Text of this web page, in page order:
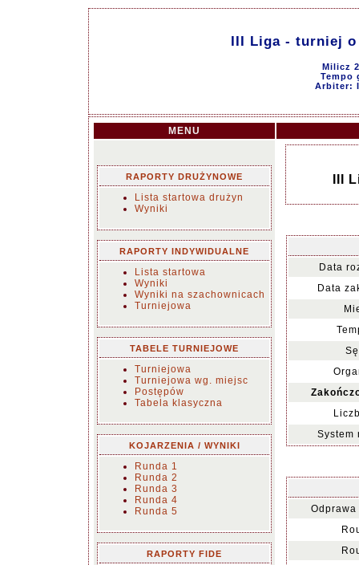
III Liga - turniej o
Milicz
Tempo
Arbiter:
MENU
RAPORTY DRUŻYNOWE
Lista startowa drużyn
Wyniki
RAPORTY INDYWIDUALNE
Lista startowa
Wyniki
Wyniki na szachownicach
Turniejowa
TABELE TURNIEJOWE
Turniejowa
Turniejowa wg. miejsc
Postępów
Tabela klasyczna
KOJARZENIA / WYNIKI
Runda 1
Runda 2
Runda 3
Runda 4
Runda 5
RAPORTY FIDE
III
Data
Data
System